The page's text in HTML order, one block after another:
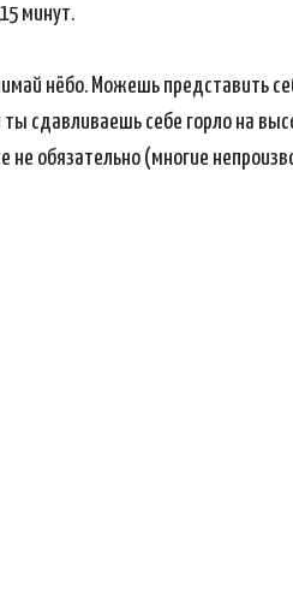
минут.
нёбо. Можешь представить
сдавливаешь себе горло на
обязательно (многие